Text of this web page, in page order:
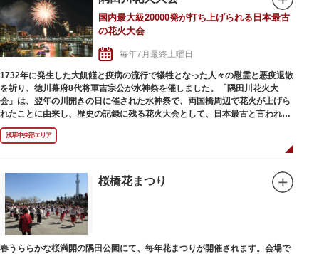
国内最大級20000発が打ち上げられる日本最古
の花火大会
毎年7月最終土曜日
1732年に発生した大飢饉と疫病の流行で犠牲となった人々の慰霊と悪疫退散
を祈り、徳川幕府8代将軍吉宗公が水神祭を催しました。「隅田川花火大
会」は、翌年の川開きの日に催された水神祭で、両国橋周辺で花火が上げら
れたことに由来し、歴史の記録に残る花火大会として、日本最古と言われて
います。
当時は「両国の川開き」の名称で開催され、1961年を最後に、周辺の交通事
情の悪化等により中止となりました。その後、1978年に「隅田川花火大会」
から打ち上げられるようになりました。現在では毎年100万人近くの人出が
あり、令和5年（第46回）大会では過去最多103万人の観客者数を記録しま
した。
毎年7月最終土曜日に、桜橋から言問橋の間に設けられた第一会場、駒形橋
から厩橋の間に設けられた第二会場で、合わせて約2万発の花火が打ち上げ
られ、第一会場では花火コンクールも開催されます。
浅草中央部エリア
桜橋花まつり
春うららかな桜満開の隅田公園にて、毎年花まつりが開催されます。会場で